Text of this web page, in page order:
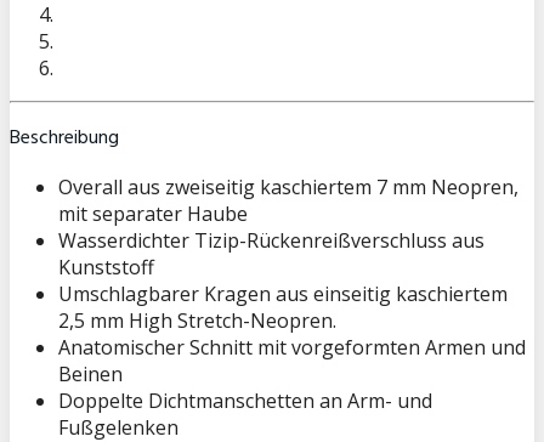
Beschreibung
Overall aus zweiseitig kaschiertem 7 mm Neopren,
mit separater Haube
Wasserdichter Tizip-Rückenreißverschluss aus
Kunststoff
Umschlagbarer Kragen aus einseitig kaschiertem
2,5 mm High Stretch-Neopren.
Anatomischer Schnitt mit vorgeformten Armen und
Beinen
Doppelte Dichtmanschetten an Arm- und
Fußgelenken